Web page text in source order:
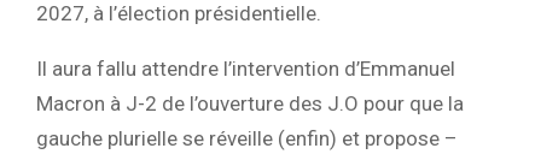
2027, à l’élection présidentielle.
Il aura fallu attendre l’intervention d’Emmanuel
Macron à J-2 de l’ouverture des J.O pour que la
gauche plurielle se réveille (enfin) et propose –